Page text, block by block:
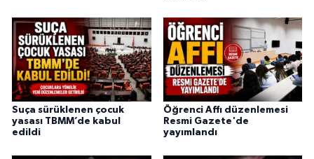
Suça sürüklenen çocuk
yasası TBMM’de kabul
edildi
Öğrenci Affı düzenlemesi
Resmi Gazete'de
yayımlandı